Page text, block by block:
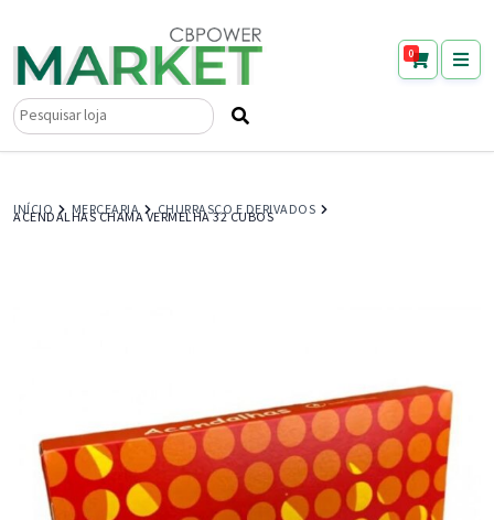
0
Pesquisar
INÍCIO MERCEARIA CHURRASCO E DERIVADOS
ACENDALHAS CHAMA VERMELHA 32 CUBOS